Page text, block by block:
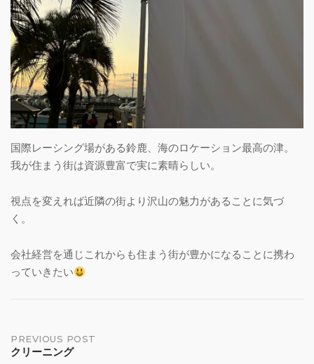
国際レーシング場がある鈴鹿、海のロケーション最高の津。
我が住まう街は資源豊富で実に素晴らしい。
視点を変えれば近隣の街より沢山の魅力があることに気づ
く。
会社経営を通じこれからも住まう街が豊かになることに携わ
っていきたい
Post
PREVIOUS POST
クリーニング